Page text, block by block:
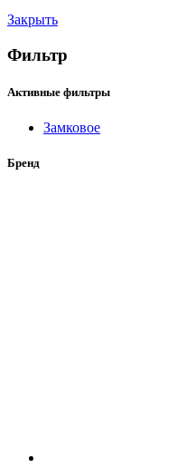
Закрыть
Фильтр
Активные фильтры
Замковое
Бренд